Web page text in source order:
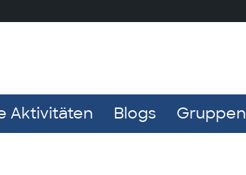
Aktivitäten Blogs Gruppen